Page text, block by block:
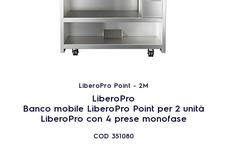
Sottocategoria
LiberoPro Point - 2M
LiberoPro Point - 3M
Wok induzione LiberoPro
Fry top induzione LiberoPro
LiberoLight - Cottura
LiberoLight - Mantenimento
LiberoPro Point - 2M
LiberoPro
Banco mobile LiberoPro Point per 2 unità
LiberoPro con 4 prese monofase
COD 351080